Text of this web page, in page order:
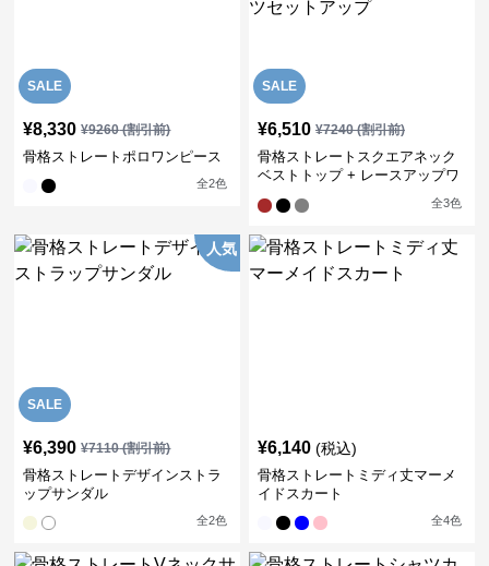
SALE
¥8,330 ¥9260(割引前)
骨格ストレートポロワンピース
全2色
SALE
¥6,510 ¥7240(割引前)
骨格ストレートスクエアネック
ベストトップ + レースアップワ
イドレッグパンツセットアップ
全3色
SALE
人気
¥6,390 ¥7110(割引前)
骨格ストレートデザインストラ
ップサンダル
全2色
¥6,140 (税込)
骨格ストレートミディ丈マーメ
イドスカート
全4色